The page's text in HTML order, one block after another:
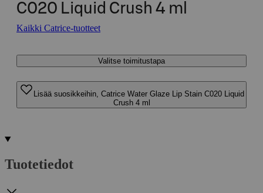
C020 Liquid Crush 4 ml
Kaikki Catrice-tuotteet
Valitse toimitustapa
Lisää suosikkeihin, Catrice Water Glaze Lip Stain C020 Liquid
Crush 4 ml
Tuotetiedot